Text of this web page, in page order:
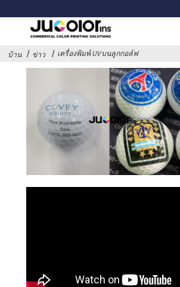
บ้าน ข่าว เครื่องพิมพ์ UV บนลูกกอล์ฟ
เครื่องพิมพ์ลูกกอล์ฟยูวี